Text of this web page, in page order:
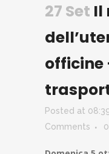
27 Set Il
officine
Posted at
Comments
0